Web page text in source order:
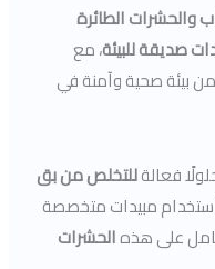
والحشرات الطائرة
صديقة للبيئة، مع
بيئة صحية وآمنة في
فعالةللتخلص من بق
مبيدات متخصصة
على هذهالحشرات